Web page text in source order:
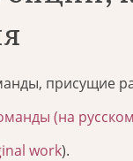
присущие
(на
work).